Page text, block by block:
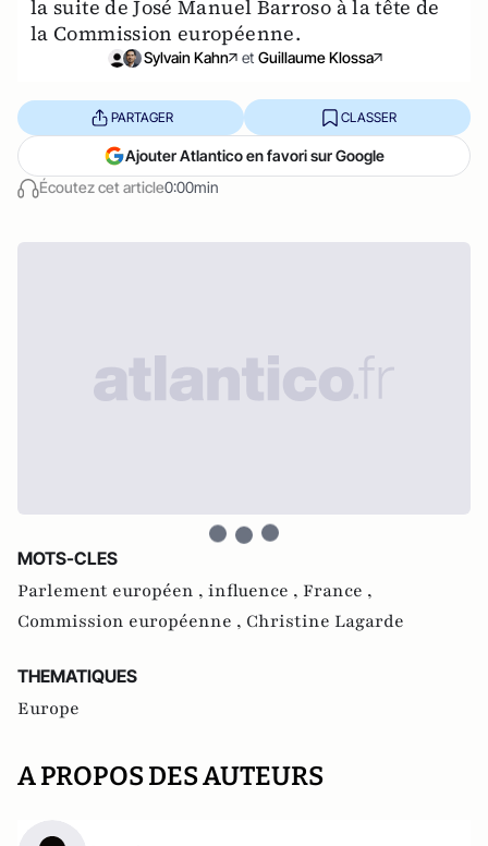
la suite de José Manuel Barroso à la tête de
la Commission européenne.
Sylvain Kahn et Guillaume Klossa
Écoutez cet article0:00min
PARTAGER CLASSER
Ajouter Atlantico en favori sur Google
MOTS-CLES
Parlement européen , influence , France ,
Commission européenne , Christine Lagarde
THEMATIQUES
Europe
A PROPOS DES AUTEURS